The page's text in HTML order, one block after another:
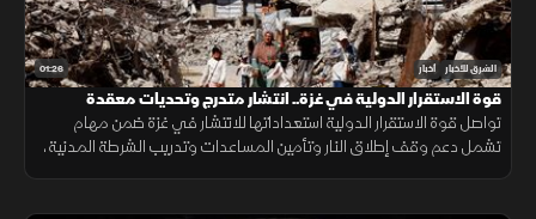
01:26 الشرق للأخبار أخبار
قوة الاستقرار الدولية في غزة.. انتشار متدرج وتحديات معقدة
تواصل قوة الاستقرار الدولية استعداداتها للانتشار في غزة ضمن مهام
تشمل دعم وقف إطلاق النار وتأمين المساعدات وتدريب الشرطة المدنية،